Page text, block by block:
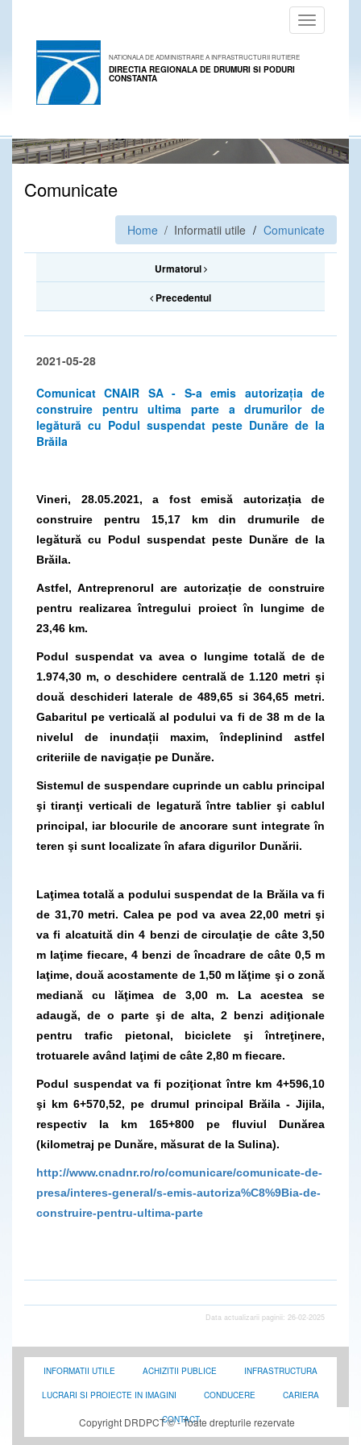
Toggle
navigation
NATIONALA DE ADMINISTRARE A INFRASTRUCTURII RUTIERE
DIRECTIA REGIONALA DE DRUMURI SI PODURI
CONSTANTA
Comunicate
Home / Informatii utile Comunicate
Urmatorul
Precedentul
2021-05-28
Comunicat CNAIR SA - S-a emis autorizația de
construire pentru ultima parte a drumurilor de
legătură cu Podul suspendat peste Dunăre de la
Brăila
Vineri, 28.05.2021, a fost emisă autorizația de
construire pentru 15,17 km din drumurile de
legătură cu Podul suspendat peste Dunăre de la
Brăila.
Astfel, Antreprenorul are autorizație de construire
pentru realizarea întregului proiect în lungime de
23,46 km.
Podul suspendat va avea o lungime totală de de
1.974,30 m, o deschidere centrală de 1.120 metri și
două deschideri laterale de 489,65 si 364,65 metri.
Gabaritul pe verticală al podului va fi de 38 m de la
nivelul de inundații maxim, îndeplinind astfel
criteriile de navigație pe Dunăre.
Sistemul de suspendare cuprinde un cablu principal
şi tiranţi verticali de legatură între tablier şi cablul
principal, iar blocurile de ancorare sunt integrate în
teren şi sunt localizate în afara digurilor Dunării.
Laţimea totală a podului suspendat de la Brăila va fi
de 31,70 metri. Calea pe pod va avea 22,00 metri şi
va fi alcatuită din 4 benzi de circulaţie de câte 3,50
m laţime fiecare, 4 benzi de încadrare de câte 0,5 m
laţime, două acostamente de 1,50 m lăţime şi o zonă
mediană cu lăţimea de 3,00 m. La acestea se
adaugă, de o parte şi de alta, 2 benzi adiţionale
pentru trafic pietonal, biciclete şi întreţinere,
trotuarele având laţimi de câte 2,80 m fiecare.
Podul suspendat va fi poziţionat între km 4+596,10
şi km 6+570,52, pe drumul principal Brăila - Jijila,
respectiv la km 165+800 pe fluviul Dunărea
(kilometraj pe Dunăre, măsurat de la Sulina).
http://www.cnadnr.ro/ro/comunicare/comunicate-de-
presa/interes-general/s-emis-autoriza%C8%9Bia-de-
construire-pentru-ultima-parte
Data actualizarii paginii: 26-02-2025
INFORMATII UTILE ACHIZITII PUBLICE INFRASTRUCTURA
LUCRARI SI PROIECTE IN IMAGINI CONDUCERE CARIERA
CONTACT
Copyright DRDPCT © - Toate drepturile rezervate